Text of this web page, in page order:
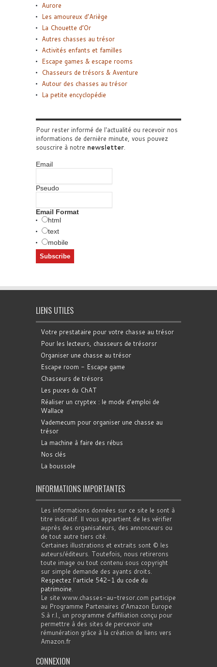
Aurore
Les amoureux d’Ariège
La Chouette d’Or
Autres chasses au trésor
Activités enfants et familles
Escape games & escape rooms
Chasseurs de trésors & Aventure
Autour des chasses au trésor
La petite encyclopédie
Pour rester informé de l'actualité ou recevoir nos
informations de dernière minute, vous pouvez
souscrire à notre newsletter
Email
Pseudo
Email Format
html
text
mobile
LIENS UTILES
Votre prestataire pour votre chasse au trésor
Pour les lecteurs, chasseurs de trésorsr
Organiser une chasse au trésor
Escape room - Escape game
Chasseurs de trésors
Les puces du ChAT
Réaliser un cryptex : le mode d'emploi de
Wallace
Vademecum pour organiser une chasse au
trésor
La machine à faire des rébus
Nos clés
La boussole
INFORMATIONS IMPORTANTES
Les informations données sur ce site le sont à
titre indicatif. Il vous appartient de les vérifier
auprès des organisateurs, des annonceurs ou
de tout autre tiers cité.
Certaines illustrations et extraits sont © les
auteurs/éditeurs. Toutefois, nous retirerons
toute image ou tout contenu sous copyright
sur simple demande des ayants droits.
Respectez l'article 542-1 du code du
patrimoine
Le site www.chasses-au-tresor.com participe
au Programme Partenaires d’Amazon Europe
S.à r.l., un programme d’affiliation conçu pour
permettre à des sites de percevoir une
rémunération grâce à la création de liens vers
Amazon.fr
CONNEXION